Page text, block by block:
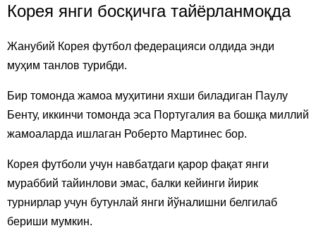
Корея янги босқичга тайёрланмоқда
Жанубий Корея футбол федерацияси олдида энди
муҳим танлов турибди.
Бир томонда жамоа муҳитини яхши биладиган Паулу
Бенту, иккинчи томонда эса Португалия ва бошқа миллий
жамоаларда ишлаган Роберто Мартинес бор.
Корея футболи учун навбатдаги қарор фақат янги
мураббий тайинлови эмас, балки кейинги йирик
турнирлар учун бутунлай янги йўналишни белгилаб
бериши мумкин.